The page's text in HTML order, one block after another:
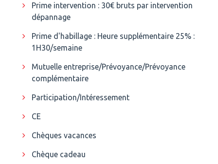
Prime intervention : 30€ bruts par intervention
dépannage
Prime d'habillage : Heure supplémentaire 25% :
1H30/semaine
Mutuelle entreprise/Prévoyance/Prévoyance
complémentaire
Participation/Intéressement
CE
Chèques vacances
Chèque cadeau